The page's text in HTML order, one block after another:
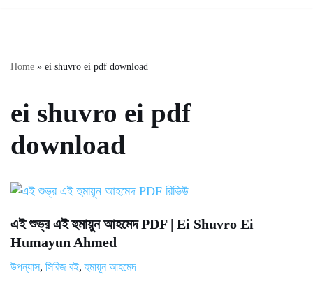
Home » ei shuvro ei pdf download
ei shuvro ei pdf
download
এই শুভ্র এই হুমায়ুন আহমেদ PDF | Ei Shuvro Ei
Humayun Ahmed
উপন্যাস, সিরিজ বই,হুমায়ূন আহমেদ